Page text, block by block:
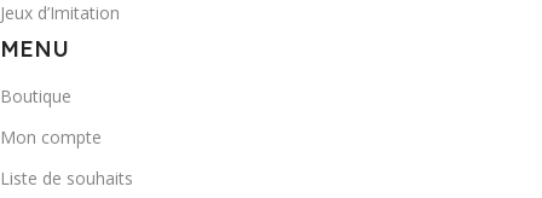
Jeux d’Imitation
MENU
Boutique
Mon compte
Liste de souhaits